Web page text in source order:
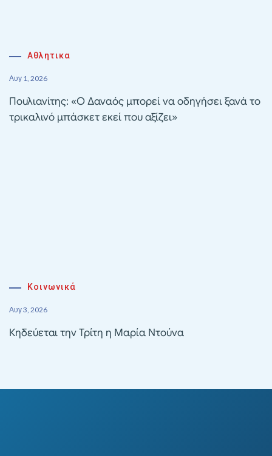
Αθλητικα
Αυγ 1, 2026
Πουλιανίτης: «Ο Δαναός μπορεί να οδηγήσει ξανά το
τρικαλινό μπάσκετ εκεί που αξίζει»
Κοινωνικά
Αυγ 3, 2026
Κηδεύεται την Τρίτη η Μαρία Ντούνα